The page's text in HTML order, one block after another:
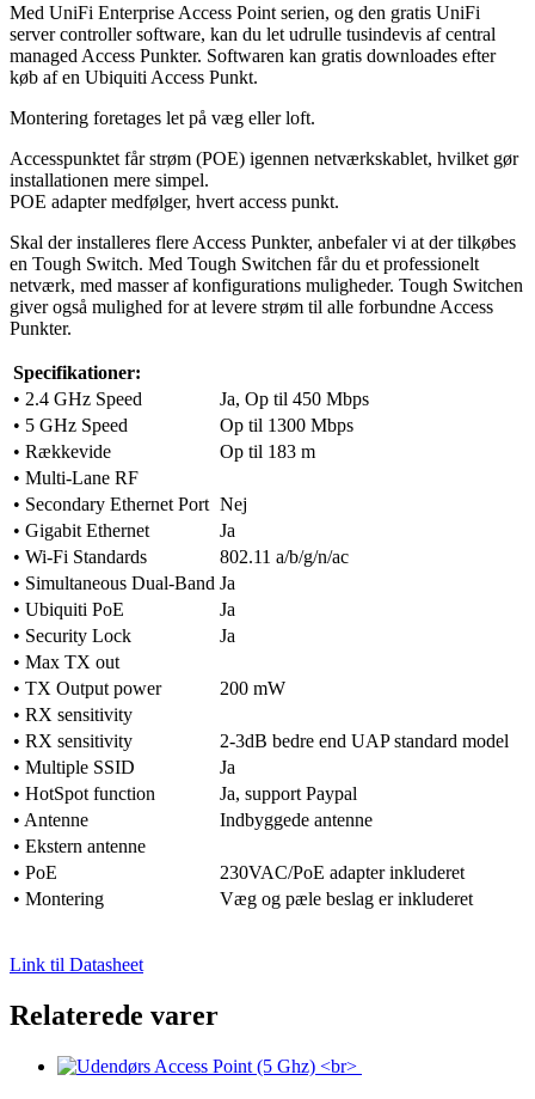
Med UniFi Enterprise Access Point serien, og den gratis UniFi
server controller software, kan du let udrulle tusindevis af central
managed Access Punkter. Softwaren kan gratis downloades efter
køb af en Ubiquiti Access Punkt.
Montering foretages let på væg eller loft.
Accesspunktet får strøm (POE) igennen netværkskablet, hvilket gør
installationen mere simpel.
POE adapter medfølger, hvert access punkt.
Skal der installeres flere Access Punkter, anbefaler vi at der tilkøbes
en Tough Switch. Med Tough Switchen får du et professionelt
netværk, med masser af konfigurations muligheder. Tough Switchen
giver også mulighed for at levere strøm til alle forbundne Access
Punkter.
Specifikationer:
• 2.4 GHz Speed
Ja, Op til 450 Mbps
• 5 GHz Speed
Op til 1300 Mbps
• Rækkevide
Op til 183 m
• Multi-Lane RF
• Secondary Ethernet Port Nej
• Gigabit Ethernet
Ja
• Wi-Fi Standards
802.11 a/b/g/n/ac
• Simultaneous Dual-Band Ja
• Ubiquiti PoE
Ja
• Security Lock
Ja
• Max TX out
• TX Output power
200 mW
• RX sensitivity
• RX sensitivity
2-3dB bedre end UAP standard model
• Multiple SSID
Ja
• HotSpot function
Ja, support Paypal
• Antenne
Indbyggede antenne
• Ekstern antenne
• PoE
230VAC/PoE adapter inkluderet
• Montering
Væg og pæle beslag er inkluderet
Link til Datasheet
Relaterede varer